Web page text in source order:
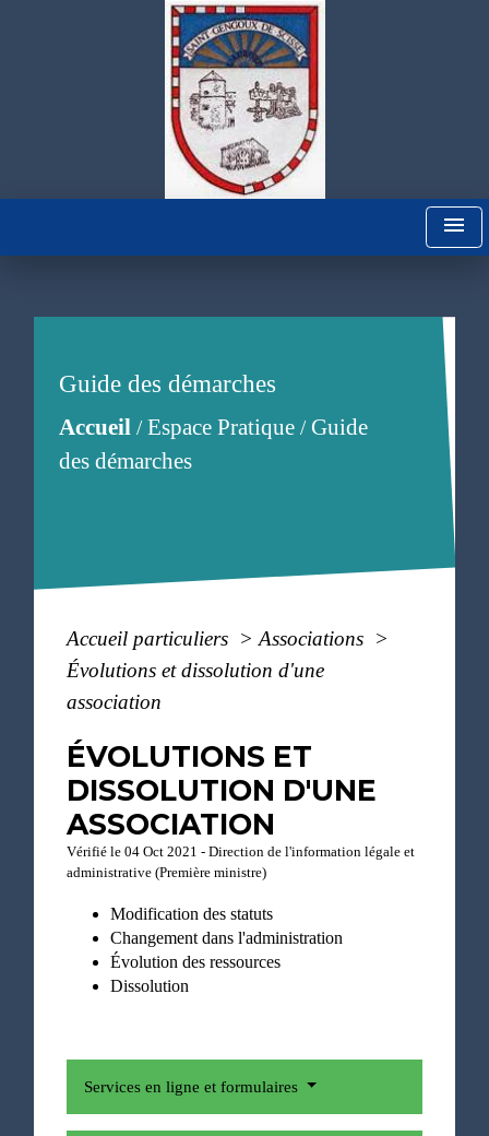
menu
Guide des démarches
Accueil/Espace Pratique/Guide
des démarches
Accueil particuliers > Associations >
Évolutions et dissolution d'une
association
ÉVOLUTIONS ET
DISSOLUTION D'UNE
ASSOCIATION
Vérifié le 04 Oct 2021 - Direction de l'information légale et
administrative (Première ministre)
Modification des statuts
Changement dans l'administration
Évolution des ressources
Dissolution
Services en ligne et formulaires